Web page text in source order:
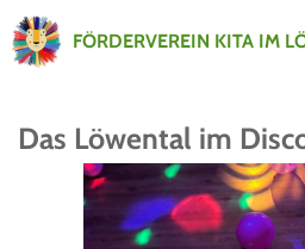
Zum
Hauptinhalt
Das Löwental im